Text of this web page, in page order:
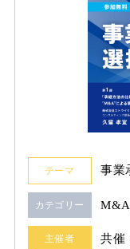
カテゴリー
テーマ 事業
主催者
共催